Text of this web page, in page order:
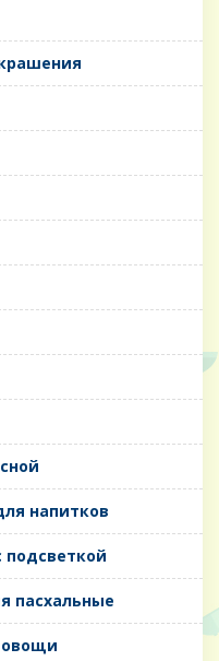
напитков
пасхальные